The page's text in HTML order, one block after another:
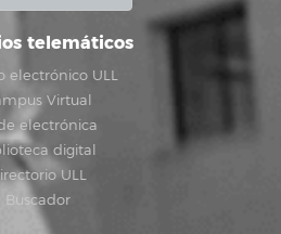
telemáticos
electrónico ULL
Virtual
electrónica
digital
ULL
Buscador